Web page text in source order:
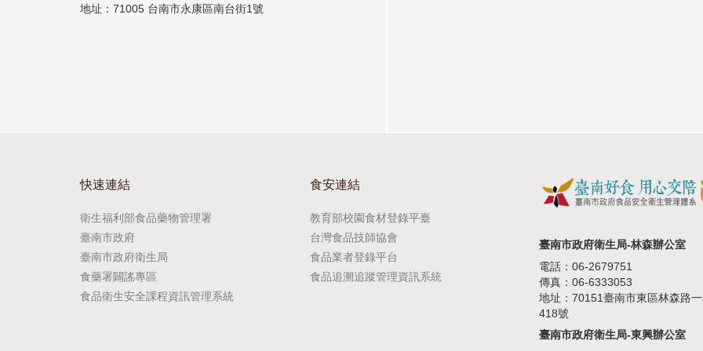
地址：71005 台南市永康區南台街1號
快速連結
衛生福利部食品藥物管理署
臺南市政府
臺南市政府衛生局
食藥署闢謠專區
食品衛生安全課程資訊管理系統
食安連結
教育部校園食材登錄平臺
台灣食品技師協會
食品業者登錄平台
食品追溯追蹤管理資訊系統
臺南市政府衛生局-林森辦公室
電話：06-2679751
傳真：06-6333053
地址：70151臺南市東區林森路
418號
臺南市政府衛生局-東興辦公室